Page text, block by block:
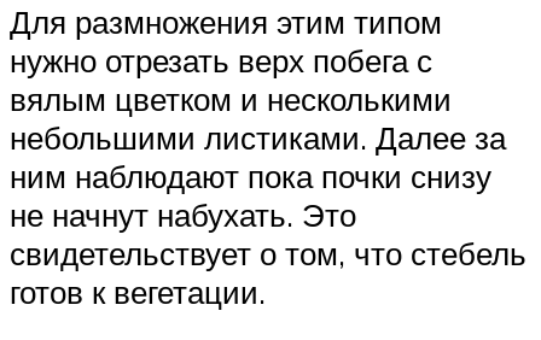
Для размножения этим типом
нужно отрезать верх побега с
вялым цветком и несколькими
небольшими листиками. Далее за
ним наблюдают пока почки снизу
не начнут набухать. Это
свидетельствует о том, что стебель
готов к вегетации.